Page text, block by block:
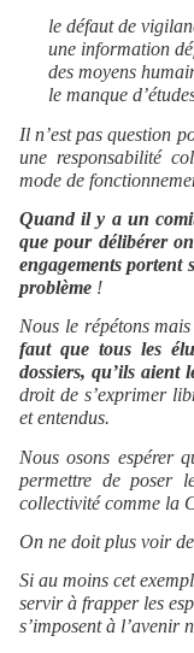
le défaut de
une information
des moyens
le manque
Il n’est pas question
une responsabilité
mode de
Quand il y a un
que pour délibérer
engagements portent
problème !
Nous le répétons
faut que tous les
dossiers, qu’ils aient
droit de s’exprimer
et entendus.
Nous osons espérer
permettre de poser
collectivité comme la
On ne doit plus voir
Si au moins cet
servir à frapper les
s’imposent à l’avenir